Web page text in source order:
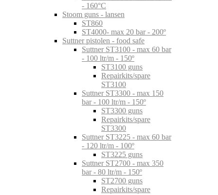
- 160°C
Stoom guns - lansen
ST860
ST4000- max 20 bar - 200º
Suttner pistolen - food safe
Suttner ST3100 - max 60 bar
- 100 ltr/m - 150º
ST3100 guns
Repairkits/spare
ST3100
Suttner ST3300 - max 150
bar - 100 ltr/m - 150º
ST3300 guns
Repairkits/spare
ST3300
Suttner ST3225 - max 60 bar
- 120 ltr/m - 100º
ST3225 guns
Suttner ST2700 - max 350
bar - 80 ltr/m - 150º
ST2700 guns
Repairkits/spare